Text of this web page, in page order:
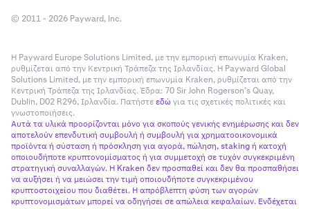
© 2011 - 2026 Payward, Inc.
Η Payward Europe Solutions Limited, με την εμπορική επωνυμία Kraken,
ρυθμίζεται από την Κεντρική Τράπεζα της Ιρλανδίας. Η Payward Global
Solutions Limited, με την εμπορική επωνυμία Kraken, ρυθμίζεται από την
Κεντρική Τράπεζα της Ιρλανδίας. Έδρα: 70 Sir John Rogerson’s Quay,
Dublin, D02 R296, Ιρλανδία. Πατήστεεδώγια τις σχετικές πολιτικές και
γνωστοποιήσεις.
Αυτά τα υλικά προορίζονται μόνο για σκοπούς γενικής ενημέρωσης και δεν
αποτελούν επενδυτική συμβουλή ή συμβουλή για χρηματοοικονομικά
προϊόντα ή σύσταση ή πρόσκληση για αγορά, πώληση, staking ή κατοχή
οποιουδήποτε κρυπτονομίσματος ή για συμμετοχή σε τυχόν συγκεκριμένη
στρατηγική συναλλαγών. Η Kraken δεν προσπαθεί και δεν θα προσπαθήσει
να αυξήσει ή να μειώσει την τιμή οποιουδήποτε συγκεκριμένου
κρυπτοστοιχείου που διαθέτει. Η απρόβλεπτη φύση των αγορών
κρυπτονομισμάτων μπορεί να οδηγήσει σε απώλεια κεφαλαίων. Ενδέχεται